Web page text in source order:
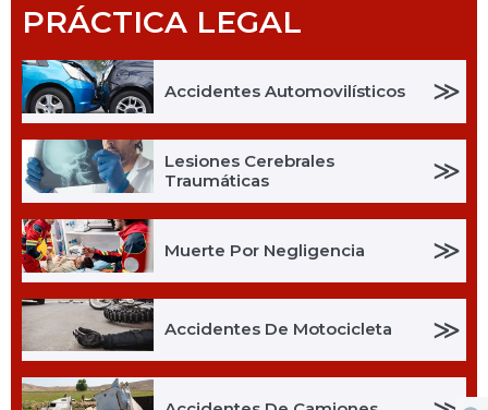
PRÁCTICA LEGAL
Accidentes Automovilísticos ≫
Lesiones Cerebrales
Traumáticas
≫
Muerte Por Negligencia ≫
Accidentes De Motocicleta ≫